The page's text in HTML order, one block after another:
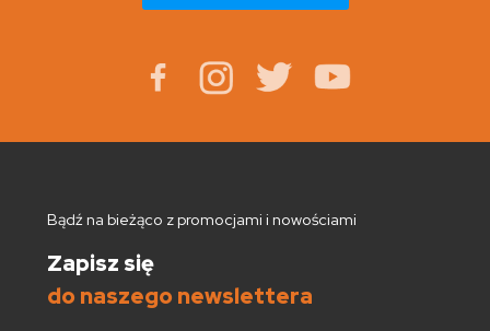
Bądź na bieżąco z promocjami i nowościami
Zapisz się
do naszego newslettera